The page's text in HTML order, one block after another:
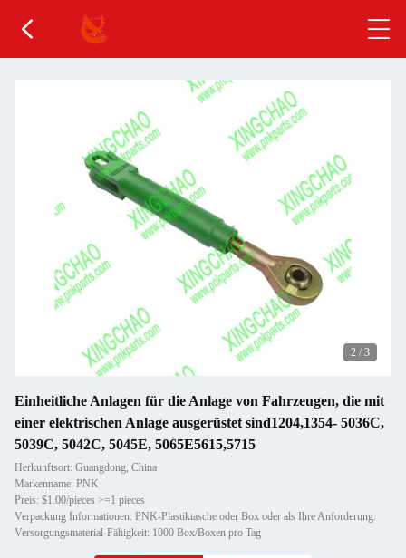
2 / 3
Einheitliche Anlagen für die Anlage von Fahrzeugen, die mit
einer elektrischen Anlage ausgerüstet sind1204,1354- 5036C,
5039C, 5042C, 5045E, 5065E5615,5715
Herkunftsort: Guangdong, China
Markenname: PNK
Preis: $1.00/pieces >=1 pieces
Verpackung Informationen: PNK-Plastiktasche oder Box oder als Ihre Anforderung.
Versorgungsmaterial-Fähigkeit: 1000 Box/Boxen pro Tag